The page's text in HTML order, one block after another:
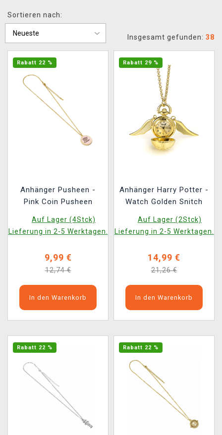
XZONE CLUB
Sortieren nach:
Insgesamt gefunden: 38
Rabatt 22 %
Anhänger Pusheen -
Pink Coin Pusheen
Auf Lager (4Stck)
Lieferung in 2-5 Werktagen.
9,99 €
12,74 €
In den Warenkorb
Rabatt 29 %
Anhänger Harry Potter -
Watch Golden Snitch
Auf Lager (2Stck)
Lieferung in 2-5 Werktagen.
14,99 €
21,26 €
In den Warenkorb
Rabatt 22 % Rabatt 22 %